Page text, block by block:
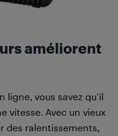
améliorent
ligne, vous savez qu’il
vitesse. Avec un vieux
des ralentissements,